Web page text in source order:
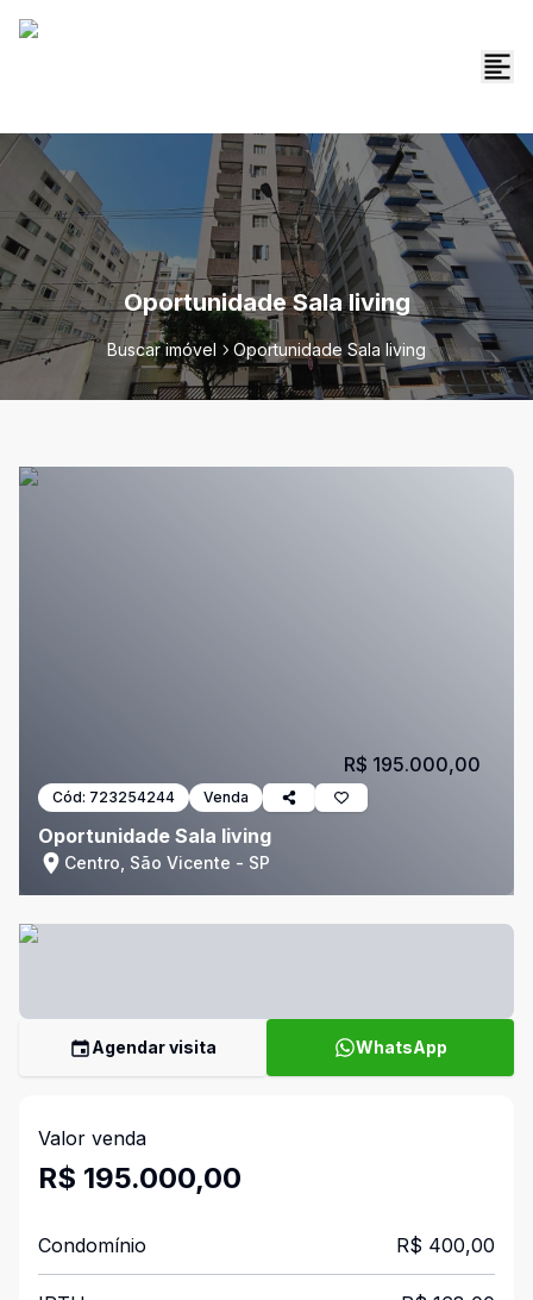
Oportunidade Sala living
Buscar imóvel Oportunidade Sala living
Cód: 723254244 Venda
Oportunidade Sala living
Centro, São Vicente - SP
R$ 195.000,00
Agendar visita WhatsApp
Valor venda
R$ 195.000,00
Condomínio R$ 400,00